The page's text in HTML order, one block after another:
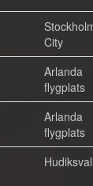
City
Arlanda
flygplats
Arlanda
flygplats
Hudiksvall